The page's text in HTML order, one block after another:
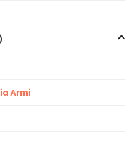
Armi